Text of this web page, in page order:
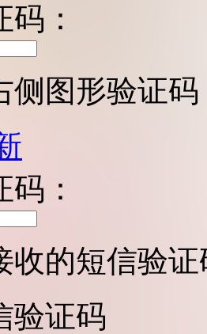
：
侧图形验证码
：
收的短信验证
验证码